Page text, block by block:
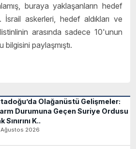
buraya yaklaşanların hedef
İsrail askerleri, hedef aldıkları ve
arasında sadece 10'unun
paylaşmıştı.
Olağanüstü Gelişmeler:
Durumuna Geçen Suriye Ordusu
Sınırını K..
2026